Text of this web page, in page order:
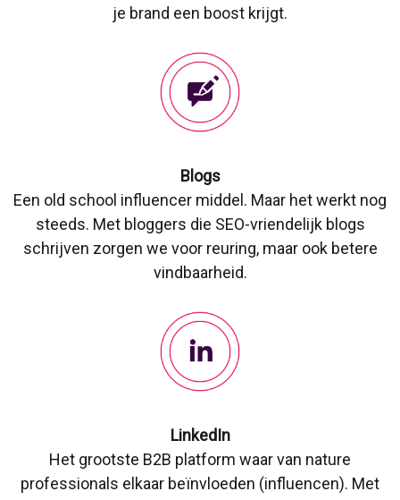
je brand een boost krijgt.
Blogs
Een old school influencer middel. Maar het werkt nog
steeds. Met bloggers die SEO-vriendelijk blogs
schrijven zorgen we voor reuring, maar ook betere
vindbaarheid.
LinkedIn
Het grootste B2B platform waar van nature
professionals elkaar beïnvloeden (influencen). Met